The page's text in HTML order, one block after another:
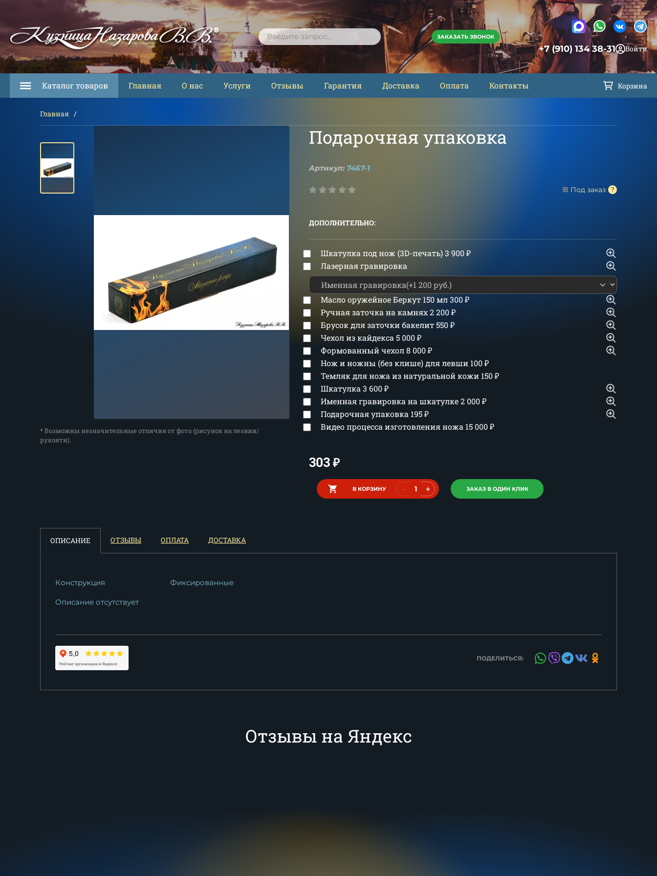
ПОИСК ЗАКАЗАТЬ ЗВОНОК
+7 (910) 134 38-31 Войти
Каталог товаров Главная О нас Услуги Отзывы Гарантия Доставка Оплата Контакты Корзина
Главная
* Возможны незначительные отличия от фото (рисунок на лезвии/
рукояти).
Подарочная упаковка
Артикул: 7467-1
Под заказ
ДОПОЛНИТЕЛЬНО:
Шкатулка под нож (3D-печать)3 900₽
Лазерная гравировка
Масло оружейное Беркут 150 мл300₽
Ручная заточка на камнях2 200₽
Брусок для заточки бакелит550₽
Чехол из кайдекса 5 000₽
Формованный чехол8 000₽
Нож и ножны (без клише) для левши 100₽
Темляк для ножа из натуральной кожи 150₽
Шкатулка 3 600₽
Именная гравировка на шкатулке2 000₽
Подарочная упаковка 195₽
Видео процесса изготовления ножа 15 000₽
303₽
В КОРЗИНУ - + ЗАКАЗ В ОДИН КЛИК
ОПИСАНИЕ ОТЗЫВЫ ОПЛАТА ДОСТАВКА
Конструкция Фиксированные
Описание отсутствует
ПОДЕЛИТЬСЯ:
Отзывы на Яндекс